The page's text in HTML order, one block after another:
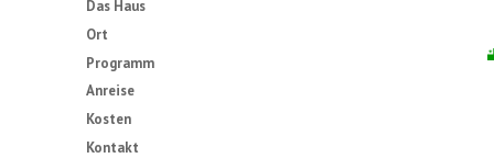
Das Haus
Ort
Programm
Anreise
Kosten
Kontakt